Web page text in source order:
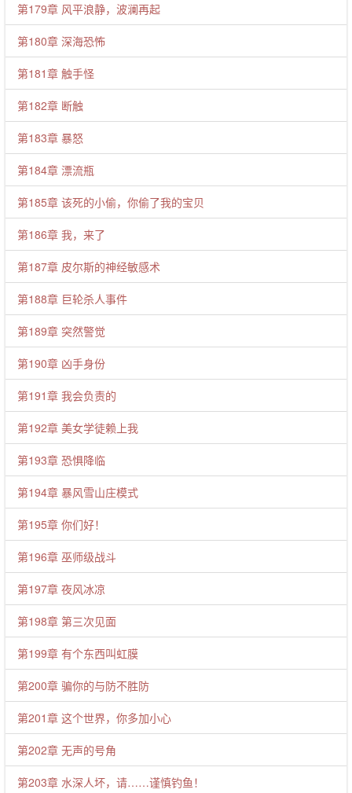
第179章 风平浪静，波澜再起
第180章 深海恐怖
第181章 触手怪
第182章 断触
第183章 暴怒
第184章 漂流瓶
第185章 该死的小偷，你偷了我的宝贝
第186章 我，来了
第187章 皮尔斯的神经敏感术
第188章 巨轮杀人事件
第189章 突然警觉
第190章 凶手身份
第191章 我会负责的
第192章 美女学徒赖上我
第193章 恐惧降临
第194章 暴风雪山庄模式
第195章 你们好！
第196章 巫师级战斗
第197章 夜风冰凉
第198章 第三次见面
第199章 有个东西叫虹膜
第200章 骗你的与防不胜防
第201章 这个世界，你多加小心
第202章 无声的号角
第203章 水深人坏，请……谨慎钓鱼！